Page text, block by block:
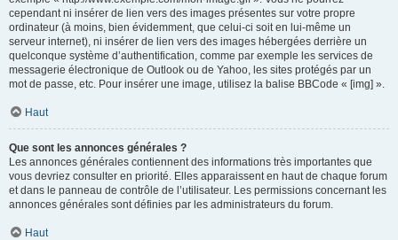
cependant ni insérer de lien vers des images présentes sur votre propre
ordinateur (à moins, bien évidemment, que celui-ci soit en lui-même un
serveur internet), ni insérer de lien vers des images hébergées derrière un
quelconque système d’authentification, comme par exemple les services de
messagerie électronique de Outlook ou de Yahoo, les sites protégés par un
mot de passe, etc. Pour insérer une image, utilisez la balise BBCode « [img] ».
Haut
Que sont les annonces générales ?
Les annonces générales contiennent des informations très importantes que
vous devriez consulter en priorité. Elles apparaissent en haut de chaque forum
et dans le panneau de contrôle de l’utilisateur. Les permissions concernant les
annonces générales sont définies par les administrateurs du forum.
Haut